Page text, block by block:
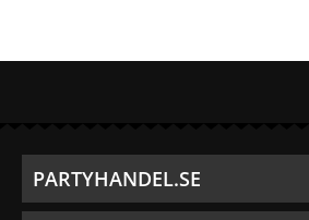
PARTYHANDEL.SE